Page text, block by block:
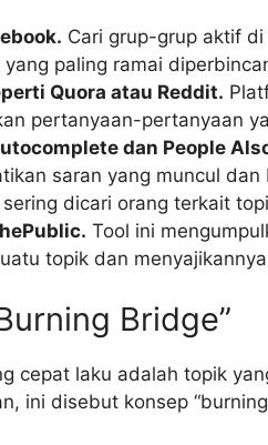
Cari grup-grup aktif
yang paling ramai
Quora atau Reddit.
pertanyaan-pertanyaan
dan People
saran yang muncul dan
sering dicari orang terkait
Tool ini
topik dan
Bridge”
cepat laku adalah topik
ini disebut konsep